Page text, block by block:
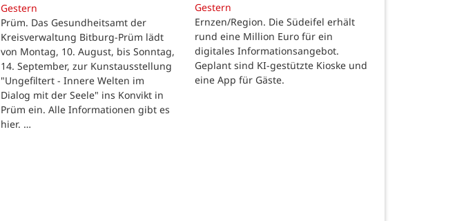
Gestern
Prüm. Das Gesundheitsamt der
Kreisverwaltung Bitburg-Prüm lädt
von Montag, 10. August, bis Sonntag,
14. September, zur Kunstausstellung
"Ungefiltert - Innere Welten im
Dialog mit der Seele" ins Konvikt in
Prüm ein. Alle Informationen gibt es
hier. …
Gestern
Ernzen/Region. Die Südeifel erhält
rund eine Million Euro für ein
digitales Informationsangebot.
Geplant sind KI-gestützte Kioske und
eine App für Gäste.